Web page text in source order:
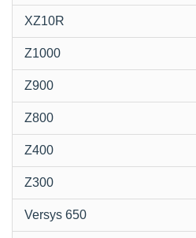
XZ10R
Z1000
Z900
Z800
Z400
Z300
Versys 650